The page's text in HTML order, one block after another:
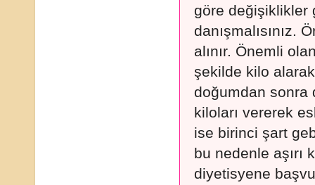
göre değişiklikler
danışmalısınız.
alınır. Önemli
şekilde kilo
doğumdan sonra
kiloları vererek
ise birinci şart
bu nedenle aşırı
diyetisyene